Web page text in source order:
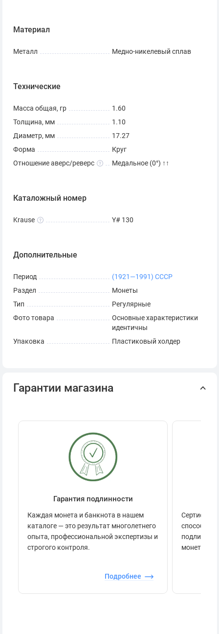
Материал
Металл Медно-никелевый сплав
Технические
Масса общая, гр
1.60
Толщина, мм
1.10
Диаметр, мм
17.27
Форма
Круг
Отношение аверс/реверс
Медальное (0°) ↑↑
Каталожный номер
Krause Y# 130
Дополнительные
Период
(1921—1991) СССР
Раздел
Монеты
Тип
Регулярные
Фото товара
Основные характеристики
идентичны
Упаковка
Пластиковый холдер
Гарантии магазина
Гарантия подлинности
Каждая монета и банкнота в нашем
каталоге — это результат многолетнего
опыта, профессиональной экспертизы и
строгого контроля.
Подробнее
способов
монеты.